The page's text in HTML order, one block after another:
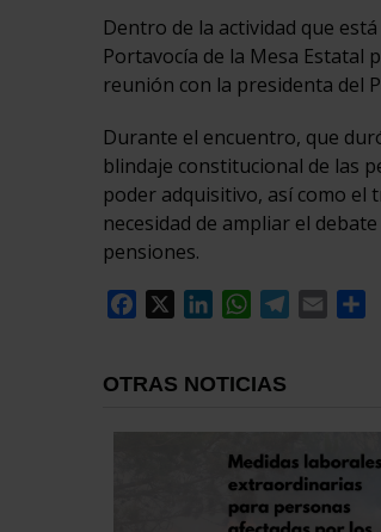
Dentro de la actividad que
Portavocía de la Mesa Estatal
reunión con la presidenta del
Durante el encuentro, que
blindaje constitucional de las
poder adquisitivo, así como el
necesidad de ampliar el
pensiones.
Facebook
LinkedInWhatsApp
Telegram
Email
OTRAS NOTICIAS